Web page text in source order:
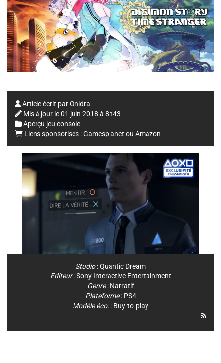
Article écrit parOnidra
Mis à jour le01 juin 2018 à 8h43
Aperçu jeu console
Liens sponsorisés :Gamesplanet ou Amazon
Studio:Quantic Dream
Editeur:Sony Interactive Entertainment
Genre: Narratif
Plateforme: PS4
Modèle éco. : Buy-to-play